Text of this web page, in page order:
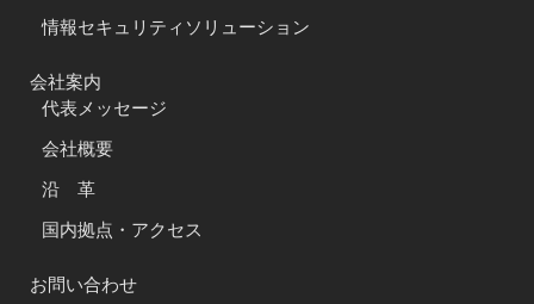
情報セキュリティソリューション
会社案内
代表メッセージ
会社概要
沿 革
国内拠点・アクセス
お問い合わせ